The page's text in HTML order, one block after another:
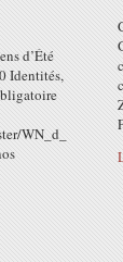
d’Été
Identités,
WN_d_